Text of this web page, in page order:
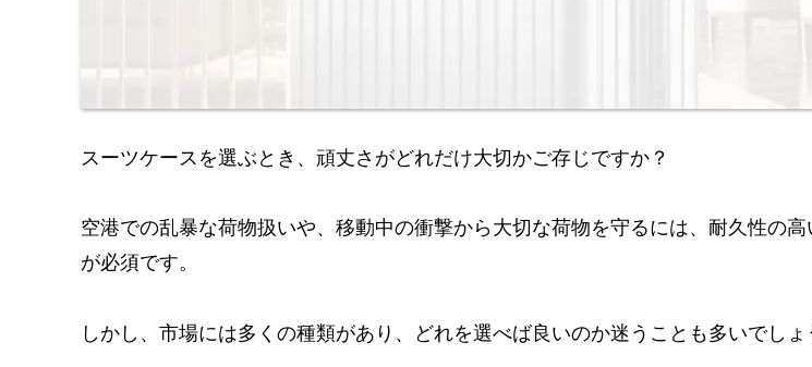
スーツケースを選ぶとき、頑丈さがどれだけ大切かご存じですか？
空港での乱暴な荷物扱いや、移動中の衝撃から大切な荷物を守るには、耐久性の高
が必須です。
しかし、市場には多くの種類があり、どれを選べば良いのか迷うことも多いでしょ